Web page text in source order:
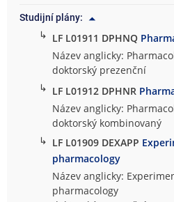
Studijní plány:
↳ LF L01911 DPHNQ
Název anglicky:
doktorský prezenční
↳ LF L01912 DPHNR
Název anglicky:
doktorský kombinovaný
↳ LF L01909 DEXAPP
pharmacology
Název anglicky:
pharmacology